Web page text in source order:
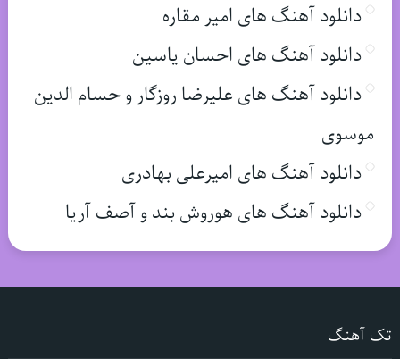
دانلود آهنگ های امیر مقاره
دانلود آهنگ های احسان یاسین
دانلود آهنگ های علیرضا روزگار و حسام الدین
موسوی
دانلود آهنگ های امیرعلی بهادری
دانلود آهنگ های هوروش بند و آصف آریا
تک آهنگ